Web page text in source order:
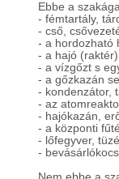
Ebbe a
- fémtartály,
- cső,
- a hordozható
- a hajó
- a vízgőzt s
- a gőzkazán
- kondenzátor,
- az
- hajókazán,
- a központi
- lőfegyver,
-